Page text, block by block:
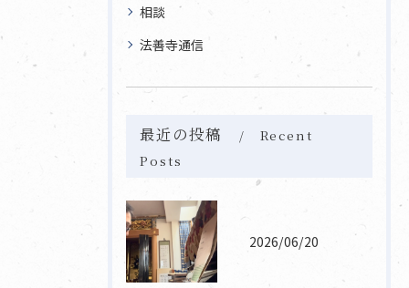
相談
法善寺通信
最近の投稿
Recent
Posts
2026/06/20